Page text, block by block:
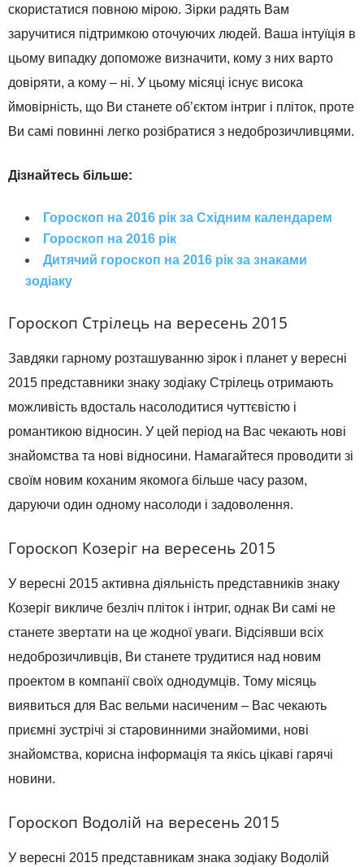
скористатися повною мірою. Зірки радять Вам
заручитися підтримкою оточуючих людей. Ваша інтуїція в
цьому випадку допоможе визначити, кому з них варто
довіряти, а кому – ні. У цьому місяці існує висока
ймовірність, що Ви станете об’єктом інтриг і пліток, проте
Ви самі повинні легко розібратися з недоброзичливцями.
Дізнайтесь більше:
Гороскоп на 2016 рік за Східним календарем
Гороскоп на 2016 рік
Дитячий гороскоп на 2016 рік за знаками
зодіаку
Гороскоп Стрілець на вересень 2015
Завдяки гарному розташуванню зірок і планет у вересні
2015 представники знаку зодіаку Стрілець отримають
можливість вдосталь насолодитися чуттєвістю і
романтикою відносин. У цей період на Вас чекають нові
знайомства та нові відносини. Намагайтеся проводити зі
своїм новим коханим якомога більше часу разом,
даруючи один одному насолоди і задоволення.
Гороскоп Козеріг на вересень 2015
У вересні 2015 активна діяльність представників знаку
Козеріг викличе безліч пліток і інтриг, однак Ви самі не
станете звертати на це жодної уваги. Відсіявши всіх
недоброзичливців, Ви станете трудитися над новим
проектом в компанії своїх однодумців. Тому місяць
виявиться для Вас вельми насиченим – Вас чекають
приємні зустрічі зі старовинними знайомими, нові
знайомства, корисна інформація та якісь цікаві гарячі
новини.
Гороскоп Водолій на вересень 2015
У вересні 2015 представникам знака зодіаку Водолій